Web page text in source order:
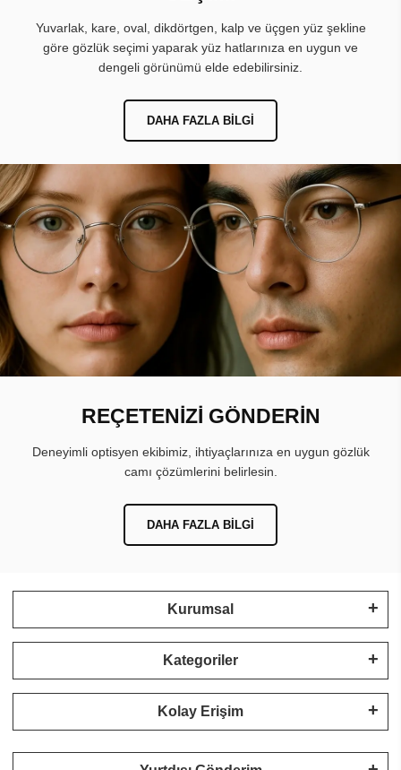
Yuvarlak, kare, oval, dikdörtgen, kalp ve üçgen yüz şekline
göre gözlük seçimi yaparak yüz hatlarınıza en uygun ve
dengeli görünümü elde edebilirsiniz.
DAHA FAZLA BILGI
REÇETENİZİ GÖNDERİN
Deneyimli optisyen ekibimiz, ihtiyaçlarınıza en uygun gözlük
camı çözümlerini belirlesin.
DAHA FAZLA BILGI
Kurumsal
Kategoriler
Kolay Erişim